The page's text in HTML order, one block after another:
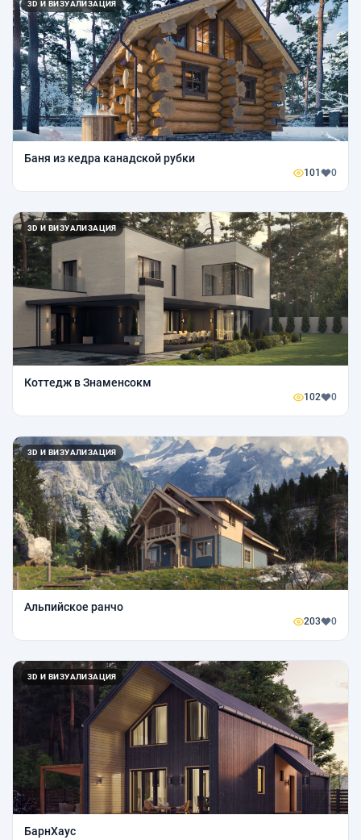
3D И ВИЗУАЛИЗАЦИЯ
Баня из кедра канадской рубки
101 0
3D И ВИЗУАЛИЗАЦИЯ
Коттедж в Знаменсокм
102 0
3D И ВИЗУАЛИЗАЦИЯ
Альпийское ранчо
203 0
3D И ВИЗУАЛИЗАЦИЯ
БарнХаус